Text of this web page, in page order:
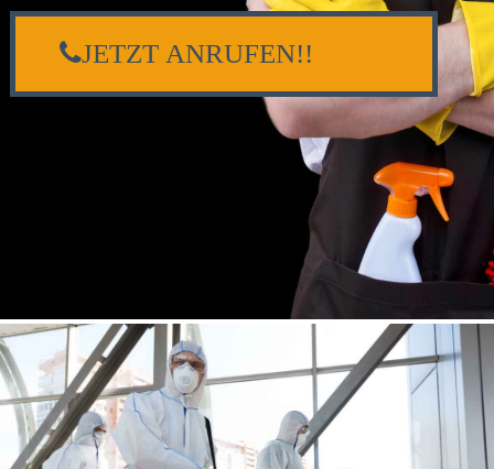
JETZT ANRUFEN!!